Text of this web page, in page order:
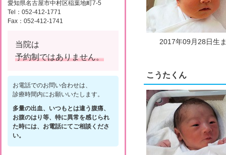
2017年09月28日生
こうたくん
愛知県名古屋市中村区稲葉地町7-5
Tel：052-412-1771
Fax：052-412-1741
当院は
予約制ではありません。
お電話でのお問い合わせは、
診療時間内にお願いいたします。
多量の出血、いつもとは違う腹痛、
お腹のはり等、特に異常を感じられ
た時には、お電話にてご相談くださ
い。